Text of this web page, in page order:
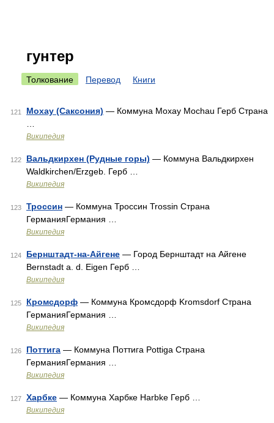
гунтер
Толкование Перевод Книги
121 Мохау (Саксония) — Коммуна Мохау Mochau Герб Страна
Википедия
122 Вальдкирхен (Рудные горы) — Коммуна Вальдкирхен
Waldkirchen/Erzgeb. Герб …
Википедия
123 Троссин — Коммуна Троссин Trossin Страна
ГерманияГермания …
Википедия
124 Бернштадт-на-Айгене — Город Бернштадт на Айгене
Bernstadt a. d. Eigen Герб …
Википедия
125 Кромсдорф — Коммуна Кромсдорф Kromsdorf Страна
ГерманияГермания …
Википедия
126 Поттига — Коммуна Поттига Pottiga Страна
ГерманияГермания …
Википедия
127 Харбке — Коммуна Харбке Harbke Герб …
Википедия